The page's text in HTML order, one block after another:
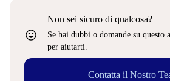
sentiment_very_satisfied
Non sei sicuro di qualcosa?
Se hai dubbi o domande su questo
per aiutarti.
Contatta il Nostro